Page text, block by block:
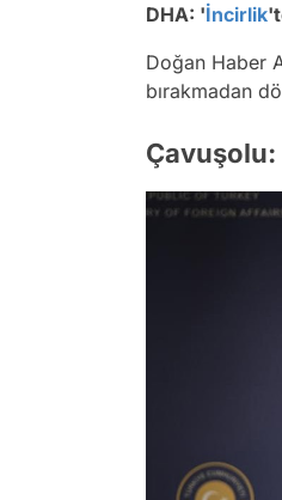
DHA: 'İncirlik
Doğan Haber
bırakmadan
Çavuşolu: